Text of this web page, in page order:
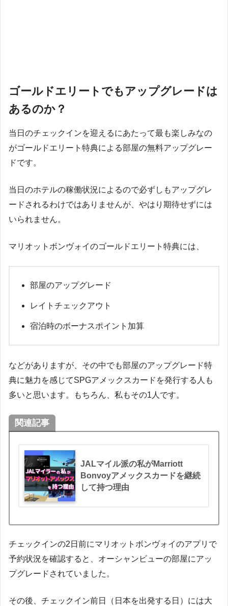
ゴールドエリートでもアップグレードは
あるのか？
当日のチェックインを迎えるにあたって最も楽しみなの
がゴールドエリート特典による部屋の無料アップグレー
ドです。
当日のホテルの稼働状況によるので必ずしもアップグレ
ードされるわけではありませんが、やはり期待せずには
いられません。
マリオットボンヴォイのゴールドエリート特典には、
部屋のアップグレード
レイトチェックアウト
宿泊時のボーナスポイント加算
などがありますが、その中でも部屋のアップグレード特
典に魅力を感じてSPGアメックスカードを発行する人も
多いと思います。もちろん、私もその1人です。
関連記事
JALマイル派の私がMarriott
Bonvoyアメックスカードを継続
して持つ理由
チェックインの2日前にマリオットボンヴォイのアプリで
予約状況を確認すると、オーシャンビューの部屋にアッ
プグレードされていました。
その後、チェックイン前日（日本を出発する日）には大